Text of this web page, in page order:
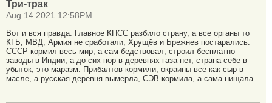
Три-трак
Aug 14 2021 12:58PM
Вот и вся правда. Главное КПСС разбило страну, а все органы то
КГБ, МВД, Армия не сработали, Хрущёв и Брежнев постарались.
СССР кормил весь мир, а сам бедствовал, строил бесплатно
заводы в Индии, а до сих пор в деревнях газа нет, страна себе в
убыток, это маразм. Прибалтов кормили, окраины все как сыр в
масле, а русская деревня вымерла, СЭВ кормила, а сама нищала.